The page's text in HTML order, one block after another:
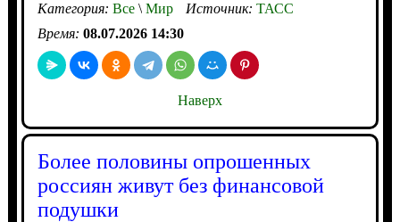
Категория: Все\Мир Источник: ТАСС
Время: 08.07.2026 14:30
Наверх
Более половины опрошенных
россиян живут без финансовой
подушки